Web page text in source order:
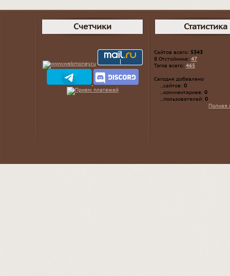
Счетчики Статистика
Сайтов всего: 5343
В Отстойнике: 47
Тэгов всего: 465
Сегодня добавлено
...сайтов: 0
...комментариев: 0
...пользователей: 0
Полная